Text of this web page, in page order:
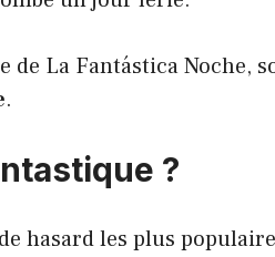
de La Fantástica Noche,
.
?
hasard les plus